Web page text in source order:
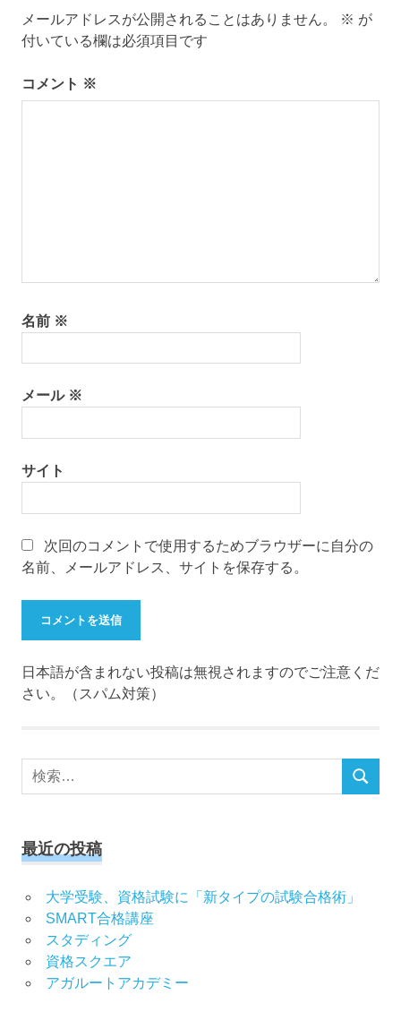
ー
シ
ン
メールアドレスが公開されることはありません。 ※ が
付いている欄は必須項目です
コメント ※
名前 ※
メール ※
サイト
次回のコメントで使用するためブラウザーに自分の
名前、メールアドレス、サイトを保存する。
日本語が含まれない投稿は無視されますのでご注意くだ
さい。（スパム対策）
検
検
最近の投稿
大学受験、資格試験に「新タイプの試験合格術」
SMART合格講座
スタディング
資格スクエア
アガルートアカデミー